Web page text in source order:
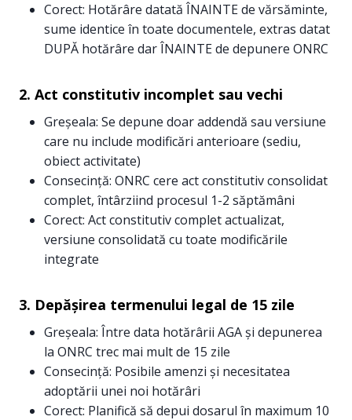
Corect: Hotărâre datată ÎNAINTE de vărsăminte,
sume identice în toate documentele, extras datat
DUPĂ hotărâre dar ÎNAINTE de depunere ONRC
2. Act constitutiv incomplet sau vechi
Greșeala: Se depune doar addendă sau versiune
care nu include modificări anterioare (sediu,
obiect activitate)
Consecință: ONRC cere act constitutiv consolidat
complet, întârziind procesul 1-2 săptămâni
Corect: Act constitutiv complet actualizat,
versiune consolidată cu toate modificările
integrate
3. Depășirea termenului legal de 15 zile
Greșeala: Între data hotărârii AGA și depunerea
la ONRC trec mai mult de 15 zile
Consecință: Posibile amenzi și necesitatea
adoptării unei noi hotărâri
Corect: Planifică să depui dosarul în maximum 10